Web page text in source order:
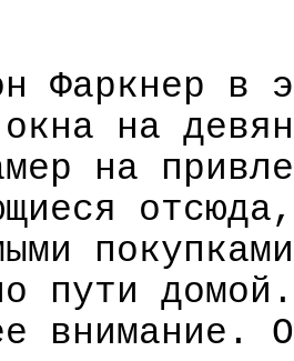
Фаркнер в
на
на
пути
внимание.